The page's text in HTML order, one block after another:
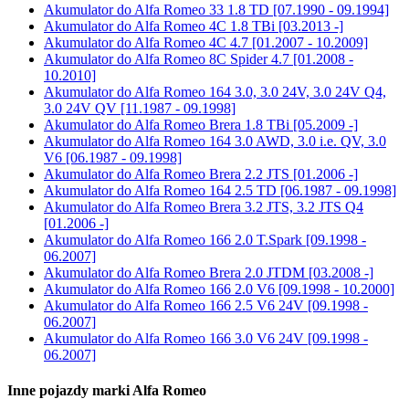
Akumulator do Alfa Romeo 33 1.8 TD [07.1990 - 09.1994]
Akumulator do Alfa Romeo 4C 1.8 TBi [03.2013 -]
Akumulator do Alfa Romeo 4C 4.7 [01.2007 - 10.2009]
Akumulator do Alfa Romeo 8C Spider 4.7 [01.2008 -
10.2010]
Akumulator do Alfa Romeo 164 3.0, 3.0 24V, 3.0 24V Q4,
3.0 24V QV [11.1987 - 09.1998]
Akumulator do Alfa Romeo Brera 1.8 TBi [05.2009 -]
Akumulator do Alfa Romeo 164 3.0 AWD, 3.0 i.e. QV, 3.0
V6 [06.1987 - 09.1998]
Akumulator do Alfa Romeo Brera 2.2 JTS [01.2006 -]
Akumulator do Alfa Romeo 164 2.5 TD [06.1987 - 09.1998]
Akumulator do Alfa Romeo Brera 3.2 JTS, 3.2 JTS Q4
[01.2006 -]
Akumulator do Alfa Romeo 166 2.0 T.Spark [09.1998 -
06.2007]
Akumulator do Alfa Romeo Brera 2.0 JTDM [03.2008 -]
Akumulator do Alfa Romeo 166 2.0 V6 [09.1998 - 10.2000]
Akumulator do Alfa Romeo 166 2.5 V6 24V [09.1998 -
06.2007]
Akumulator do Alfa Romeo 166 3.0 V6 24V [09.1998 -
06.2007]
Inne pojazdy marki Alfa Romeo